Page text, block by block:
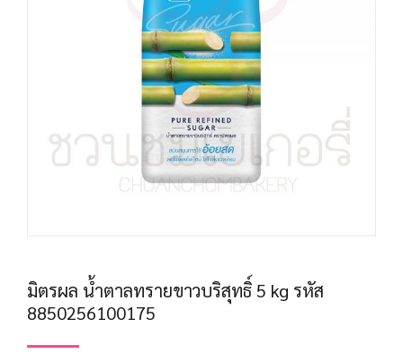
มิตรผล น้ำตาลทรายขาวบริสุทธิ์ 5 kg รหัส
8850256100175